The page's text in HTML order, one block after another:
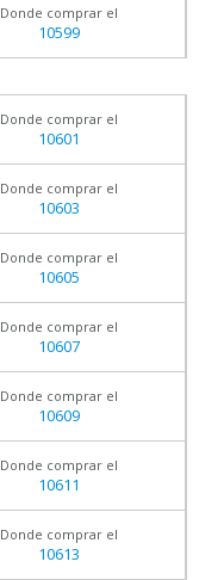
Donde comprar el
10599
Donde comprar el
10601
Donde comprar el
10603
Donde comprar el
10605
Donde comprar el
10607
Donde comprar el
10609
Donde comprar el
10611
Donde comprar el
10613